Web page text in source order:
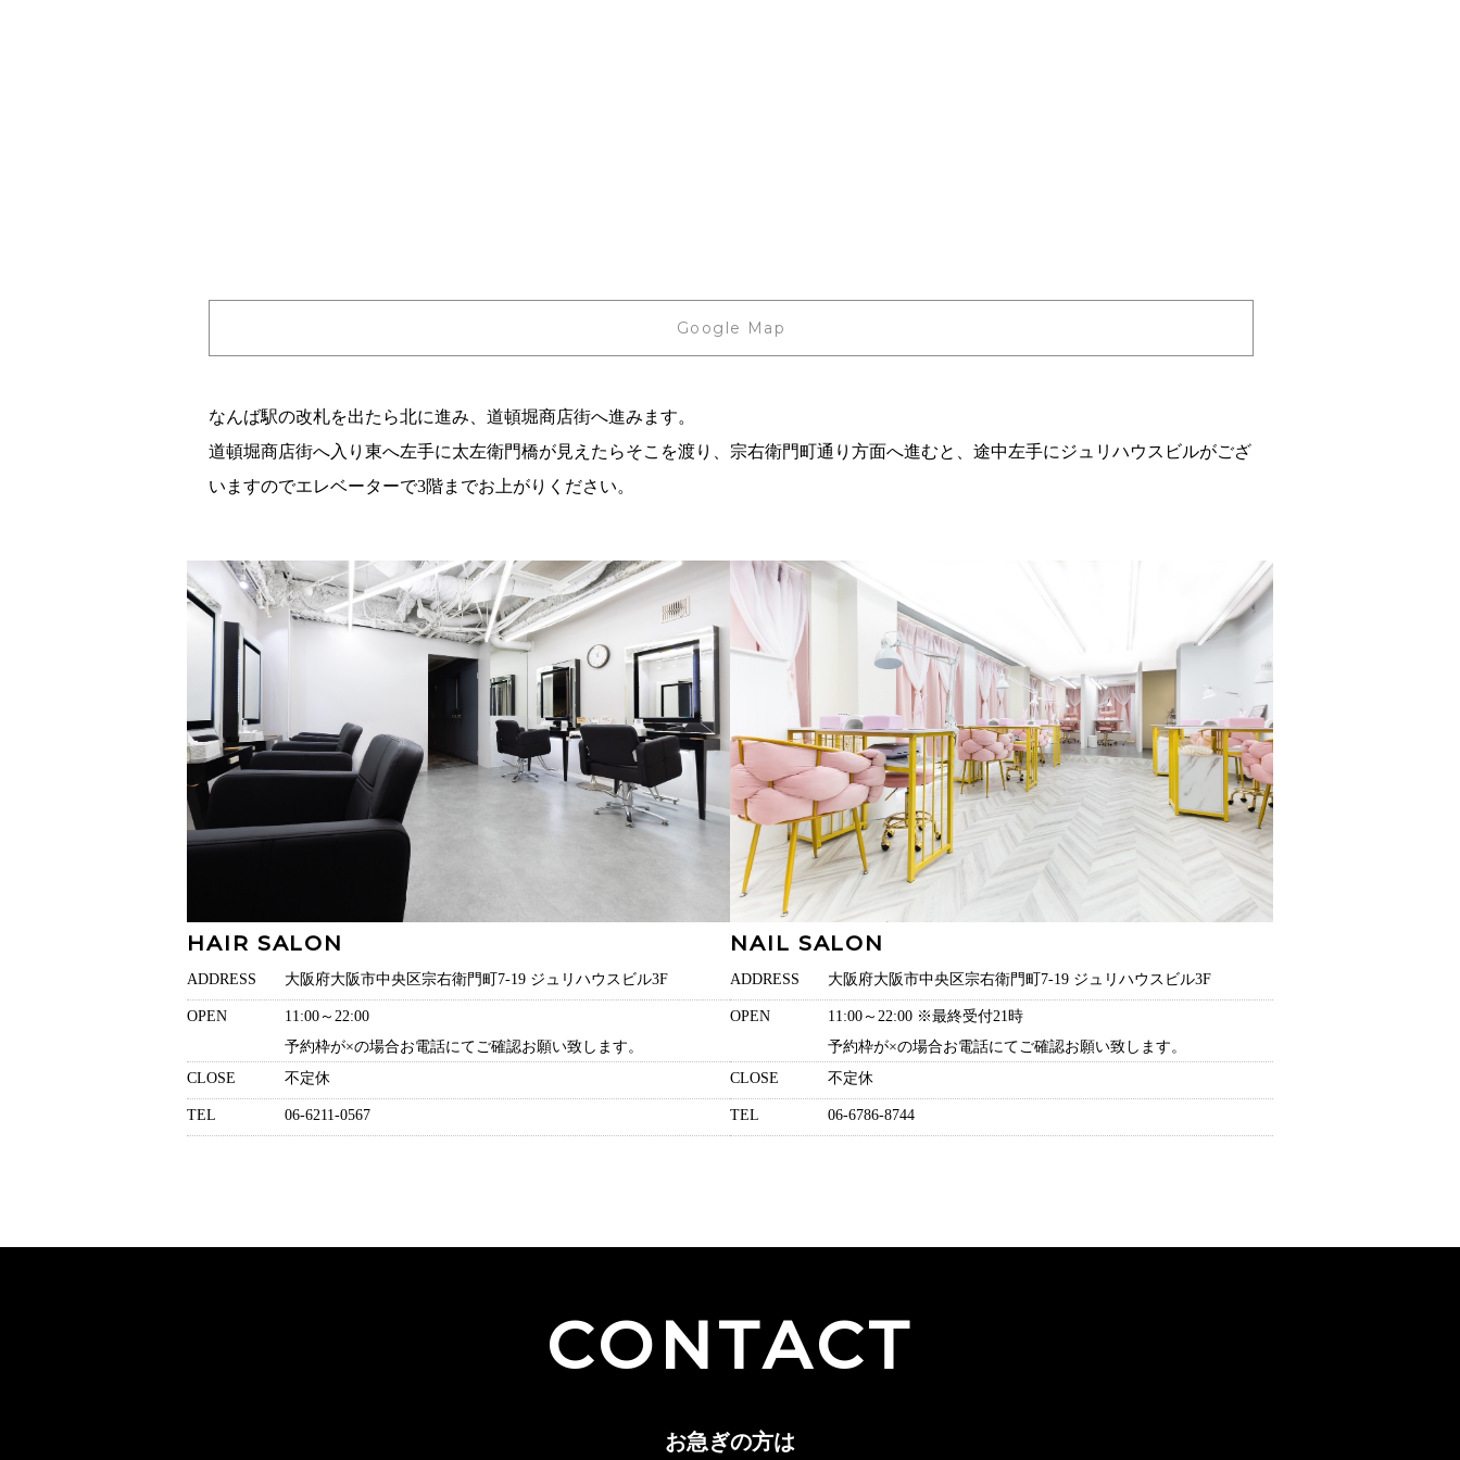
Google Map
なんば駅の改札を出たら北に進み、道頓堀商店街へ進みます。
道頓堀商店街へ入り東へ左手に太左衛門橋が見えたらそこを渡り、宗右衛門町通り方面へ進むと、途中左手にジュリハウスビルがござ
いますのでエレベーターで3階までお上がりください。
HAIR SALON
ADDRESS 大阪府大阪市中央区宗右衛門町7-19 ジュリハウスビル3F
OPEN
11:00～22:00
予約枠が×の場合お電話にてご確認お願い致します。
CLOSE
不定休
TEL 06-6211-0567
NAIL SALON
ADDRESS 大阪府大阪市中央区宗右衛門町7-19 ジュリハウスビル3F
OPEN
11:00～22:00 ※最終受付21時
予約枠が×の場合お電話にてご確認お願い致します。
CLOSE
不定休
TEL 06-6786-8744
CONTACT
お急ぎの方は